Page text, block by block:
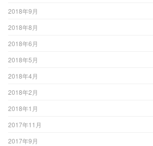
2018年9月
2018年8月
2018年6月
2018年5月
2018年4月
2018年2月
2018年1月
2017年11月
2017年9月